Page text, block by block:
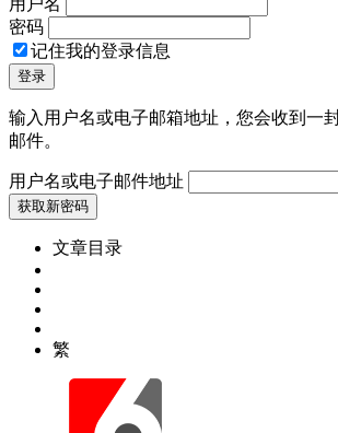
密码
记住我的登录信息
输入用户名或电子邮箱地址，您会收到一
邮件。
用户名或电子邮件地址
文章目录
繁